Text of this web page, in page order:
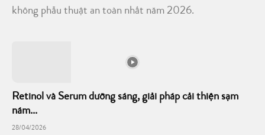
không phẫu thuật an toàn nhất năm 2026.
Retinol và Serum dưỡng sáng, giải pháp cải thiện sạm
nám...
28/04/2026